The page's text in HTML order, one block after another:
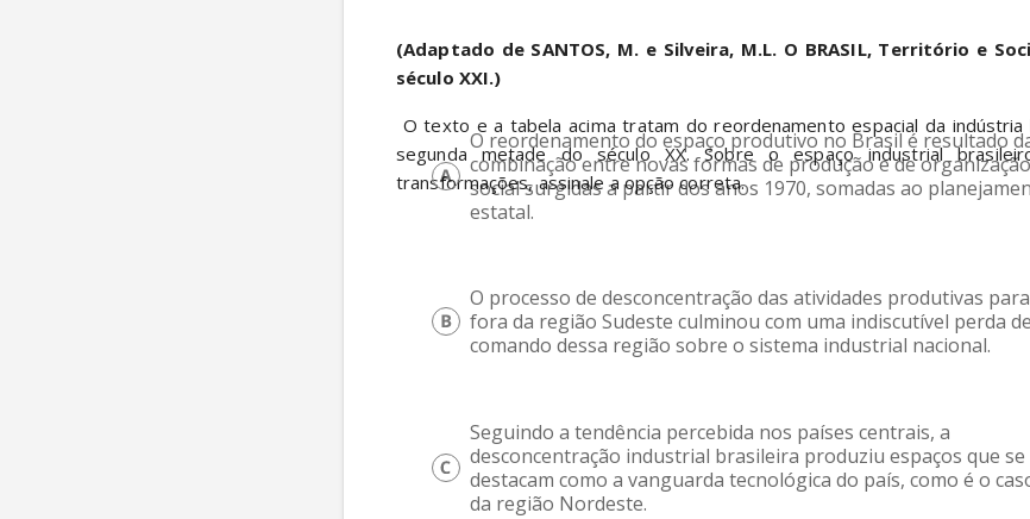
(Adaptado de SANTOS, M. e Silveira, M.L. O BRASIL, Território e
século XXI.)
segunda metade do século XX. Sobre o espaço industrial
transformações, assinale a opção correta.
O reordenamento do espaço produtivo no Brasil é resultado
combinação entre novas formas de produção e de organização
social surgidas a partir dos anos 1970, somadas ao
estatal.
O processo de desconcentração das atividades produtivas para
fora da região Sudeste culminou com uma indiscutível perda de
comando dessa região sobre o sistema industrial nacional.
Seguindo a tendência percebida nos países centrais, a
desconcentração industrial brasileira produziu espaços que se
destacam como a vanguarda tecnológica do país, como é o
da região Nordeste.